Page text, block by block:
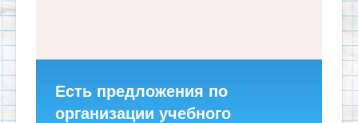
Есть предложения по
организации учебного